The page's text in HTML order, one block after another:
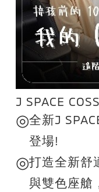
J SPACE
◎全新J
登場!
◎打造全新舒
與雙色座艙